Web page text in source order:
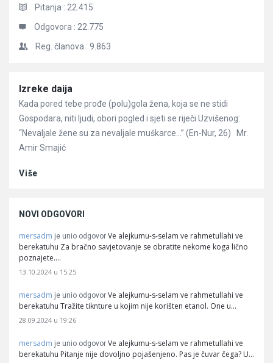
Pitanja : 22.415
Odgovora : 22.775
Reg. članova : 9.863
Članci
Izreke daija
Kada pored tebe prođe (polu)gola žena, koja se ne stidi
Gospodara, niti ljudi, obori pogled i sjeti se riječi Uzvišenog:
“Nevaljale žene su za nevaljale muškarce…” (En-Nur, 26) Mr.
Amir Smajić
Više
NOVI ODGOVORI
mersadm je unio odgovor Ve alejkumu-s-selam ve rahmetullahi ve
berekatuhu Za bračno savjetovanje se obratite nekome koga lično
poznajete.…
13.10.2024 u 15:25
mersadm je unio odgovor Ve alejkumu-s-selam ve rahmetullahi ve
berekatuhu Tražite tiknture u kojim nije korišten etanol. One u…
28.09.2024 u 19:26
mersadm je unio odgovor Ve alejkumu-s-selam ve rahmetullahi ve
berekatuhu Pitanje nije dovoljno pojašenjeno. Pas je čuvar čega? U…